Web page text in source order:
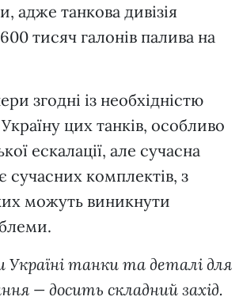
адже танкова дивізія
тисяч галонів палива на
згодні із необхідністю
цих танків, особливо
ескалації, але сучасна
сучасних комплектів, з
можуть виникнути
танки та деталі для
— досить складний захід.